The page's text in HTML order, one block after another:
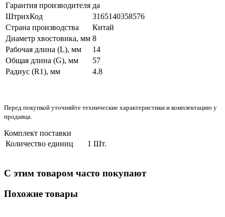
Гарантия производителя да
ШтрихКод
3165140358576
Страна производства
Китай
Диаметр хвостовика, мм 8
Рабочая длина (L), мм
14
Общая длина (G), мм
57
Радиус (R1), мм
4.8
Перед покупкой уточняйте технические характеристики и комплектацию у
продавца.
Комплект поставки
Количество единиц
1 Шт.
С этим товаром часто покупают
Похожие товары